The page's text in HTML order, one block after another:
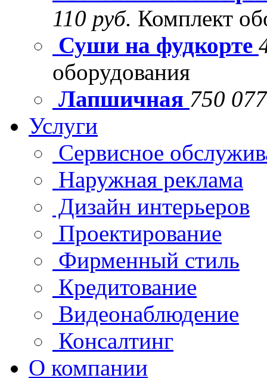
110 руб. Комплект
Суши на фудкорте
оборудования
Лапшичная 750
Услуги
Сервисное
Наружная реклама
Дизайн интерьеров
Проектирование
Фирменный стиль
Кредитование
Видеонаблюдение
Консалтинг
О компании